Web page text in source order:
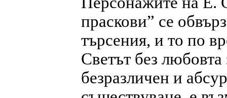
праскови” се
търсения, и то по
Светът без
безразличен и